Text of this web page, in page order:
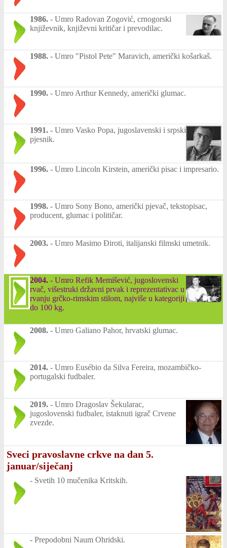
1986. - Umro Radovan Zogović, crnogorski
književnik, književni kritičar i prevodilac.
1988. - Umro "Pistol Pete" Maravich, američki košarkaš.
1990. - Umro Arthur Kennedy, američki glumac.
1991. - Umro Vasko Popa, jugoslavenski i srpski
pjesnik.
1996. - Umro Lincoln Kirstein, američki pisac i impresario.
1998. - Umro Sony Bono, američki pjevač, tekstopisac,
producent, glumac i političar.
2003. - Umro Masimo Điroti, italijanski filmski umetnik.
2004. - Umro Refik Memišević, jugoslovenski
rvač, višestruki državni prvak i reprezentativac u
rvanju grčko-rimskim stilom, najviše u kategoriji
do 100 kg.
2008. - Umro Galiano Pahor, hrvatski glumac.
2014. - Umro Eusébio da Silva Fereira, mozambičko-
portugalski fudbaler.
2019. - Umro Dragoslav Šekularac,
jugoslovenski fudbaler, istaknuti igrač Crvene
zvezde.
Sveci pravoslavne crkve na dan 5.
januar/siječanj
- Svetih 10 mučenika Kritskih.
- Prepodobni Naum Ohridski.